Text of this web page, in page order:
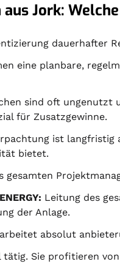
Jork:
dauerhafter
eine planbare,
sind oft ungenutzt
für Zusatzgewinne.
ist langfristig
bietet.
gesamten
Leitung des
der Anlage.
arbeitet absolut
tätig. Sie profitieren